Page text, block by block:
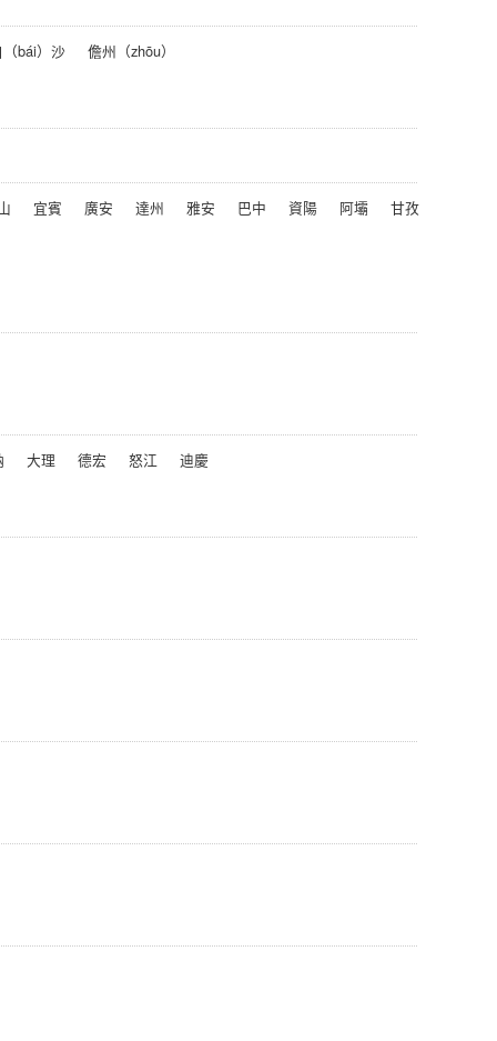
bái）沙 儋州（zhōu）
宜賓 廣安 達州 雅安 巴中 資陽 阿壩 甘孜
大理 德宏 怒江 迪慶